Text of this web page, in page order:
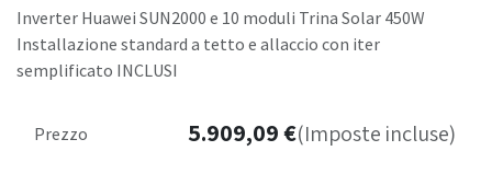
Inverter Huawei SUN2000 e 10 moduli Trina Solar 450W
Installazione standard a tetto e allaccio con iter
semplificato INCLUSI
Prezzo 5.909,09€(Imposte incluse)